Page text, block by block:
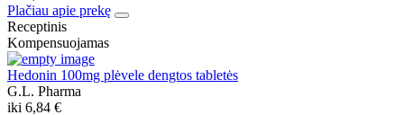
Plačiau apie prekę
Receptinis
Kompensuojamas
Hedonin 100mg plėvele dengtos tabletės
G.L. Pharma
iki 6,84 €